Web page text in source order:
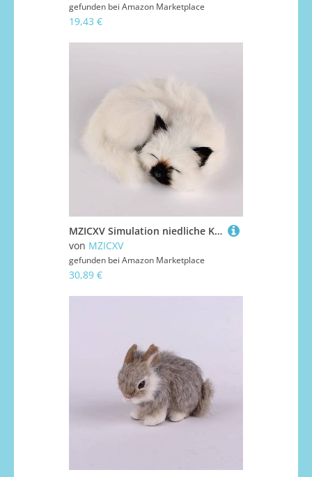
gefunden bei Amazon Marketplace
19,43 €
MZICXV Simulation niedliche Katze Plüschtiere Heimtextilien Tierauto-Einrichtungsmodelle Kindergeschenke(White)
von MZICXV
gefunden bei Amazon Marketplace
30,89 €